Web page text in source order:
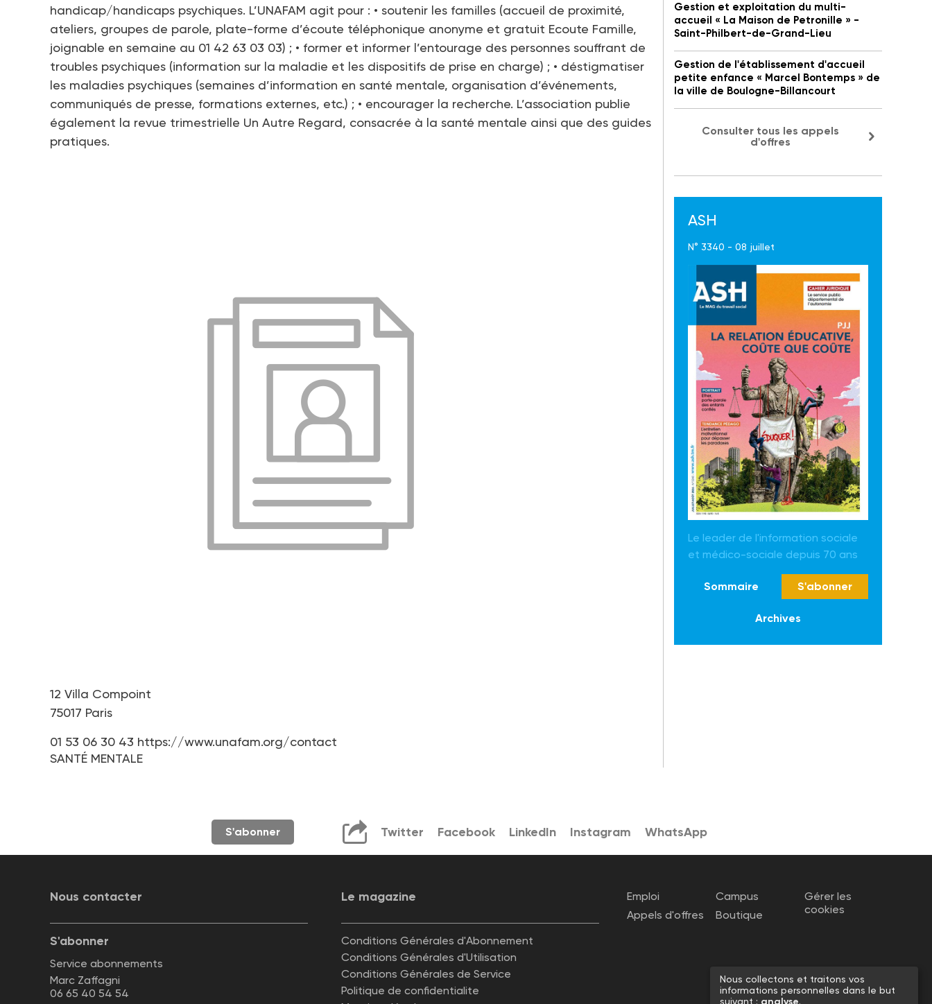
handicap/handicaps psychiques. L’UNAFAM agit pour : • soutenir les familles (accueil de proximité,
ateliers, groupes de parole, plate-forme d’écoute téléphonique anonyme et gratuit Ecoute Famille,
joignable en semaine au 01 42 63 03 03) ; • former et informer l’entourage des personnes souffrant de
troubles psychiques (information sur la maladie et les dispositifs de prise en charge) ; • déstigmatiser
les maladies psychiques (semaines d’information en santé mentale, organisation d’événements,
communiqués de presse, formations externes, etc.) ; • encourager la recherche. L’association publie
également la revue trimestrielle Un Autre Regard, consacrée à la santé mentale ainsi que des guides
pratiques.
12 Villa Compoint
75017 Paris
01 53 06 30 43 https://www.unafam.org/contact
SANTÉ MENTALE
Gestion et exploitation du multi-
accueil « La Maison de Petronille » -
Saint-Philbert-de-Grand-Lieu
Gestion de l'établissement d'accueil
petite enfance « Marcel Bontemps » de
la ville de Boulogne-Billancourt
Consulter tous les appels
d'offres
ASH
N° 3340 - 08 juillet
Le leader de l'information sociale
et médico-sociale depuis 70 ans
Sommaire S'abonner
Archives
S'abonner Twitter Facebook LinkedIn Instagram WhatsApp
Nous contacter Le magazine
S'abonner
Service abonnements
Marc Zaffagni
06 65 40 54 54
Conditions Générales d'Abonnement
Conditions Générales d'Utilisation
Conditions Générales de Service
Politique de confidentialite
Emploi
Appels d'offres
Campus
Boutique
Gérer les
cookies
Nous collectons et traitons vos
informations personnelles dans le but
suivant : analyse.